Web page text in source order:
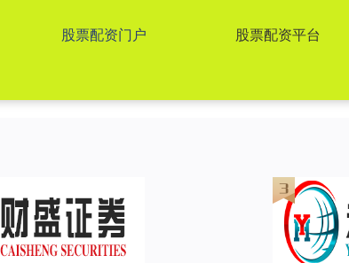
股票配资门户 股票配资平台